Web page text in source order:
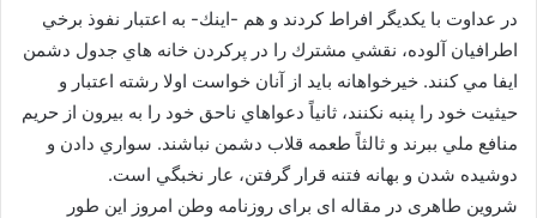
در عداوت با يكديگر افراط كردند و هم -اينك- به اعتبار نفوذ برخي
اطرافيان آلوده، نقشي مشترك را در پركردن خانه هاي جدول دشمن
ايفا مي كنند. خيرخواهانه بايد از آنان خواست اولا رشته اعتبار و
حيثيت خود را پنبه نكنند، ثانياً دعواهاي ناحق خود را به بيرون از حريم
منافع ملي ببرند و ثالثاً طعمه قلاب دشمن نباشند. سواري دادن و
دوشيده شدن و بهانه فتنه قرار گرفتن، عار نخبگي است.
شروین طاهری در مقاله ای برای روزنامه وطن امروز این طور